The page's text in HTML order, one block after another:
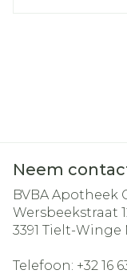
Neem
BVBA Apotheek
Wersbeekstraat
3391 Tielt-Winge
Telefoon: +32 16